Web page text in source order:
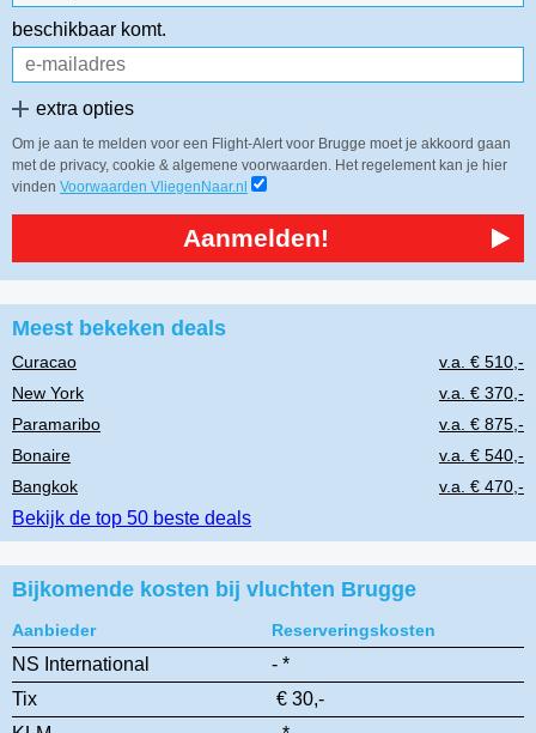
beschikbaar komt.
extra opties
Om je aan te melden voor een Flight-Alert voor Brugge moet je akkoord gaan
met de privacy, cookie & algemene voorwaarden. Het regelement kan je hier
vinden Voorwaarden VliegenNaar.nl
Aanmelden!
Meest bekeken deals
Curacao
v.a. € 510,-
New York
v.a. € 370,-
Paramaribo
v.a. € 875,-
Bonaire
v.a. € 540,-
Bangkok
v.a. € 470,-
Bekijk de top 50 beste deals
Bijkomende kosten bij vluchten Brugge
Aanbieder Reserveringskosten
NS International
- *
Tix
€ 30,-